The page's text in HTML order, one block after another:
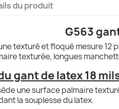
du produit
G563
texturé et floqué mesure 12
texturée, longues
gant de latex 18
une surface palmaire
la souplesse du latex.